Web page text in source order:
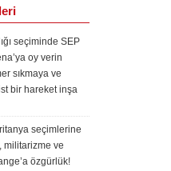
seçiminde SEP
oy verin
sıkmaya ve
bir hareket inşa
seçimlerine
militarizme ve
özgürlük!